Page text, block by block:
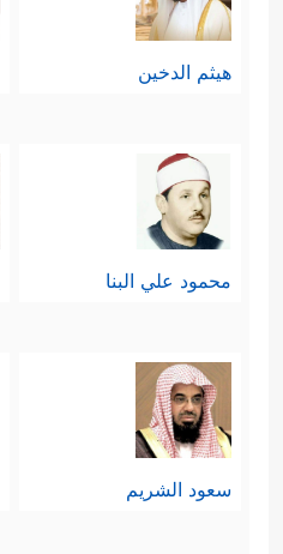
هيثم الدخين
محمود علي البنا
سعود الشريم